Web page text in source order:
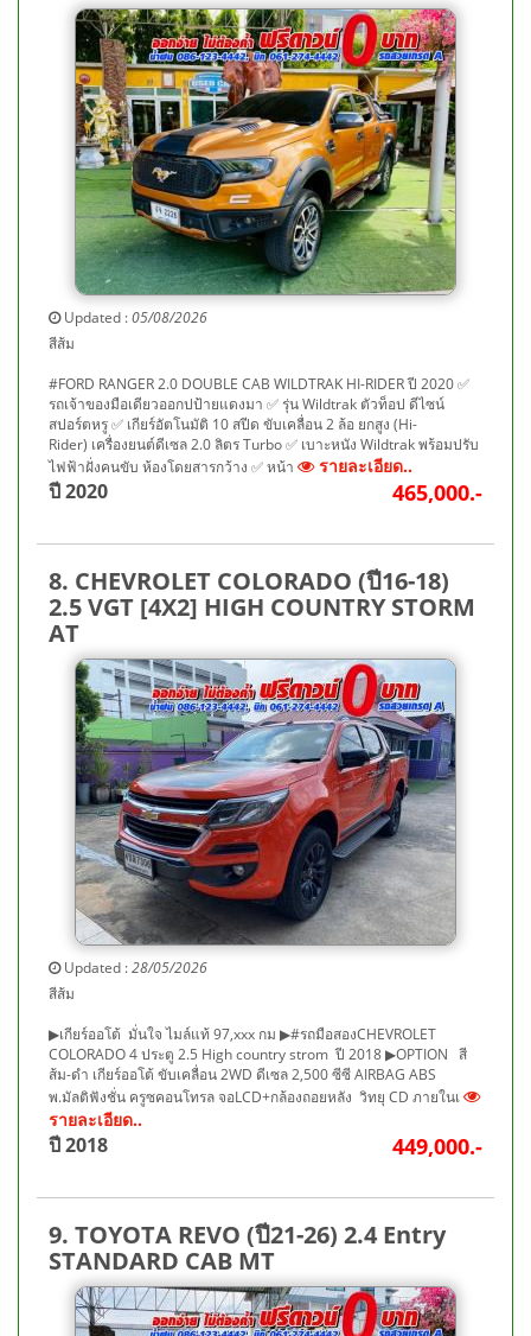
Updated :05/08/2026
สีส้ม
#FORD RANGER 2.0 DOUBLE CAB WILDTRAK HI-RIDER ปี 2020 ✅
รถเจ้าของมือเดียวออกปป้ายแดงมา ✅ รุ่น Wildtrak ตัวท็อป ดีไซน์
สปอร์ตหรู ✅ เกียร์อัตโนมัติ 10 สปีด ขับเคลื่อน 2 ล้อ ยกสูง (Hi-
Rider) เครื่องยนต์ดีเซล 2.0 ลิตร Turbo ✅ เบาะหนัง Wildtrak พร้อมปรับ
ไฟฟ้าฝั่งคนขับ ห้องโดยสารกว้าง ✅ หน้า
รายละเอียด..
ปี 2020 465,000.-
8. CHEVROLET COLORADO (ปี16-18)
2.5 VGT [4X2] HIGH COUNTRY STORM
AT
Updated :28/05/2026
สีส้ม
▶เกียร์ออโต้ มั่นใจ ไมล์แท้ 97,xxx กม ▶#รถมือสองCHEVROLET
COLORADO 4 ประตู 2.5 High country strom ปี 2018 ▶OPTION สี
ส้ม-ดำ เกียร์ออโต้ ขับเคลื่อน 2WD ดีเซล 2,500 ซีซี AIRBAG ABS
พ.มัลติฟังชั่น ครูซคอนโทรล จอLCD+กล้องถอยหลัง วิทยุ CD ภายในเ
รายละเอียด..
ปี 2018 449,000.-
9. TOYOTA REVO (ปี21-26) 2.4 Entry
STANDARD CAB MT